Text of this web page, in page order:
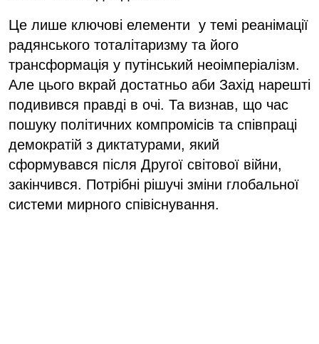
Це лише ключові елементи у темі реанімації
радянського тоталітаризму та його
трансформація у путінський неоімперіалізм.
Але цього вкрай достатньо аби Захід нарешті
подивився правді в очі. Та визнав, що час
пошуку політичних компромісів та співпраці
демократій з диктатурами, який
сформувався після Другої світової війни,
закінчився. Потрібні рішучі зміни глобальної
системи мирного співіснування.